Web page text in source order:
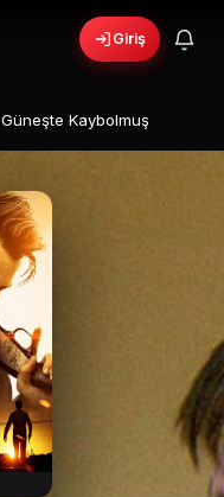
Giriş
Güneşte Kaybolmuş